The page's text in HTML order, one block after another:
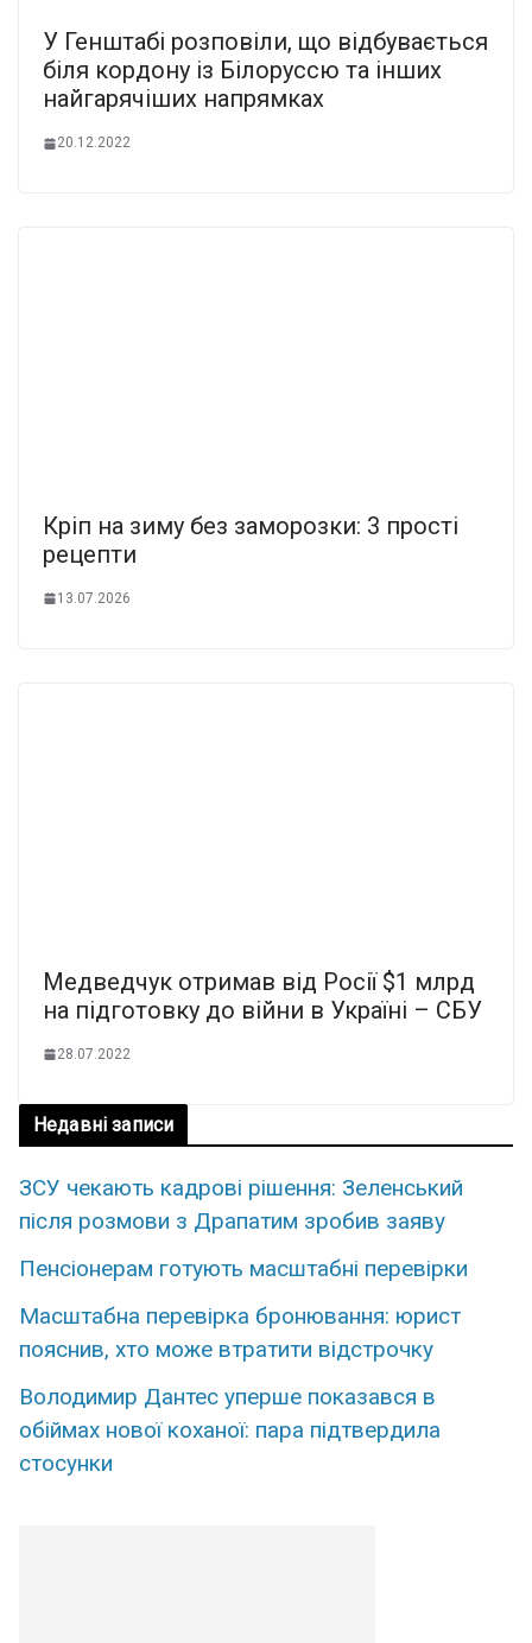
У Генштабі розповіли, що відбувається
біля кордону із Білоруссю та інших
найгарячіших напрямках
20.12.2022
Кріп на зиму без заморозки: 3 прості
рецепти
13.07.2026
Медведчук отримав від Росії $1 млрд
на підготовку до війни в Україні – СБУ
28.07.2022
Недавні записи
ЗСУ чекають кадрові рішення: Зеленський
після розмови з Драпатим зробив заяву
Пенсіонерам готують масштабні перевірки
Масштабна перевірка бронювання: юрист
пояснив, хто може втратити відстрочку
Володимир Дантес уперше показався в
обіймах нової коханої: пара підтвердила
стосунки